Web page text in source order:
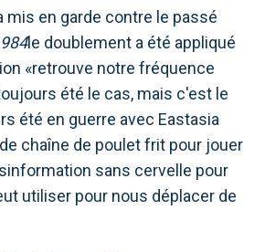
mis en garde contre le passé
le doublement a été appliqué
«retrouve notre fréquence
été le cas, mais c'est le
été en guerre avec Eastasia
chaîne de poulet frit pour jouer
sans cervelle pour
utiliser pour nous déplacer de